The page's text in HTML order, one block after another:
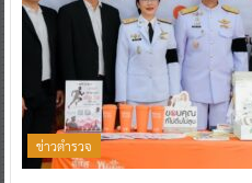
ข่าวตำรวจ